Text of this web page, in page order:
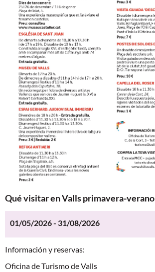
Qué visitar en Valls primavera-verano
01/05/2026 - 31/08/2026
Información y reservas:
Oficina de Turismo de Valls